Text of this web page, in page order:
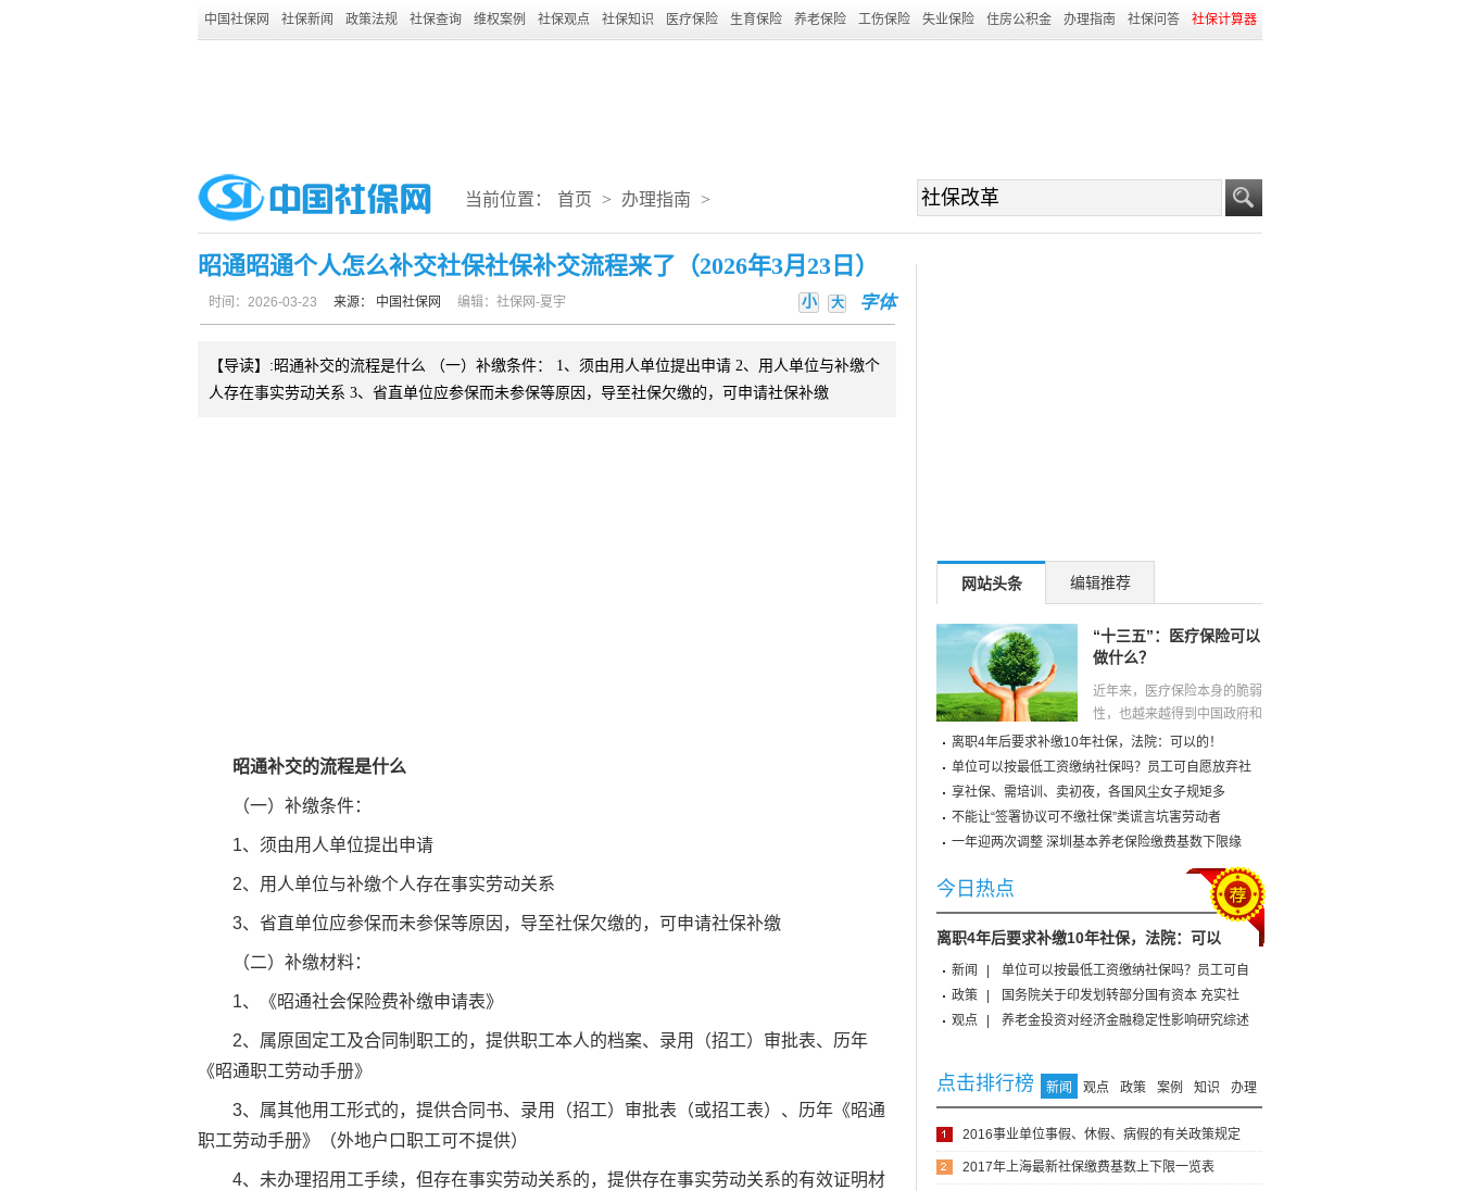
中国社保网 社保新闻 政策法规 社保查询 维权案例 社保观点 社保知识 医疗保险 生育保险 养老保险 工伤保险 失业保险 住房公积金 办理指南 社保问答 社保计算器
当前位置： 首页 > 办理指南 >
昭通昭通个人怎么补交社保社保补交流程来了（2026年3月23日）
字体
小 大
时间：2026-03-23 来源： 中国社保网 编辑：社保网-夏宇
【导读】:昭通补交的流程是什么 （一）补缴条件： 1、须由用人单位提出申请 2、用人单位与补缴个
人存在事实劳动关系 3、省直单位应参保而未参保等原因，导至社保欠缴的，可申请社保补缴
昭通补交的流程是什么
（一）补缴条件：
1、须由用人单位提出申请
2、用人单位与补缴个人存在事实劳动关系
3、省直单位应参保而未参保等原因，导至社保欠缴的，可申请社保补缴
（二）补缴材料：
1、《昭通社会保险费补缴申请表》
2、属原固定工及合同制职工的，提供职工本人的档案、录用（招工）审批表、历年
《昭通职工劳动手册》
3、属其他用工形式的，提供合同书、录用（招工）审批表（或招工表）、历年《昭通
职工劳动手册》（外地户口职工可不提供）
4、未办理招用工手续，但存在事实劳动关系的，提供存在事实劳动关系的有效证明材
网站头条 编辑推荐
“十三五”：医疗保险可以
做什么？
近年来，医疗保险本身的脆弱
性，也越来越得到中国政府和
全社会热切关注。从这个意义
上说，在“十三五”期间，医疗
保险制度的深化改革和进一步
离职4年后要求补缴10年社保，法院：可以的！
单位可以按最低工资缴纳社保吗？员工可自愿放弃社
享社保、需培训、卖初夜，各国风尘女子规矩多
不能让“签署协议可不缴社保”类谎言坑害劳动者
一年迎两次调整 深圳基本养老保险缴费基数下限缘
今日热点
离职4年后要求补缴10年社保，法院：可以
新闻
单位可以按最低工资缴纳社保吗？员工可自
政策
国务院关于印发划转部分国有资本 充实社
观点
养老金投资对经济金融稳定性影响研究综述
点击排行榜 新闻 观点 政策 案例 知识 办理
2016事业单位事假、休假、病假的有关政策规定
2017年上海最新社保缴费基数上下限一览表